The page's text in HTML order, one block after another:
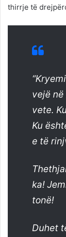
thirrje të
vejë
vete.
Ku
e të
ka!
tonë!
Duhet